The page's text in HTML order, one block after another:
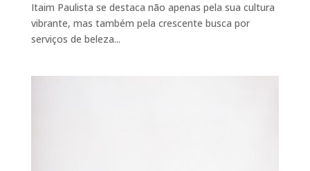
Itaim Paulista se destaca não apenas pela sua cultura
vibrante, mas também pela crescente busca por
serviços de beleza...